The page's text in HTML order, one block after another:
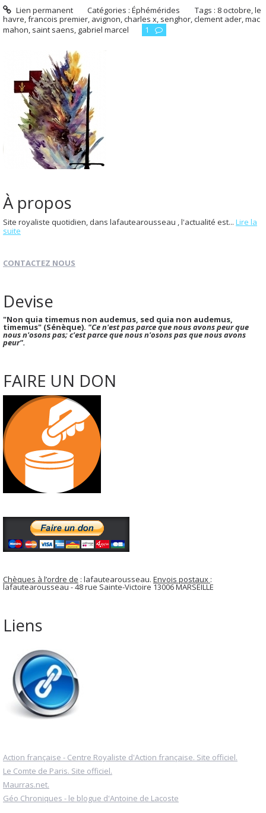
Lien permanent Catégories :Éphémérides Tags : 8 octobre,le
havre,francois premier, avignon,charles x, senghor,clement ader,mac
mahon, saint saens, gabriel marcel 1
À propos
Site royaliste quotidien, dans lafautearousseau , l'actualité est... Lire la
suite
CONTACTEZ NOUS
Devise
"Non quia timemus non audemus, sed quia non audemus,
timemus" (Sénèque). "Ce n'est pas parce que nous avons peur que
nous n'osons pas; c'est parce que nous n'osons pas que nous avons
peur".
FAIRE UN DON
Chèques à l’ordre de : lafautearousseau. Envois postaux :
lafautearousseau - 48 rue Sainte-Victoire 13006 MARSEILLE
Liens
Action française - Centre Royaliste d'Action française. Site officiel.
Le Comte de Paris. Site officiel.
Maurras.net.
Géo Chroniques - le blogue d'Antoine de Lacoste